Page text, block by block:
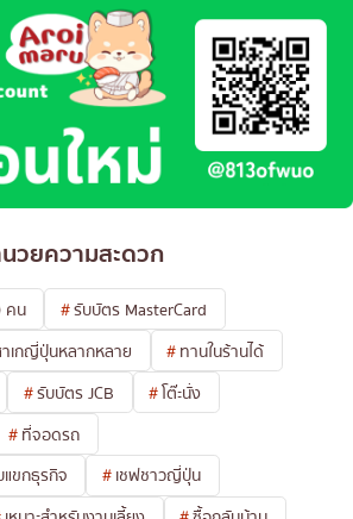
วยความสะดวก
คน
รับบัตร MasterCard
เกญี่ปุ่นหลากหลาย
ทานในร้านได้
รับบัตร JCB
โต๊ะนั่ง
ที่จอดรถ
แขกธุรกิจ
เชฟชาวญี่ปุ่น